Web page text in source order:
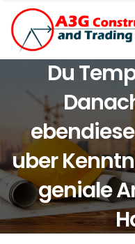
Du
uber
geniale